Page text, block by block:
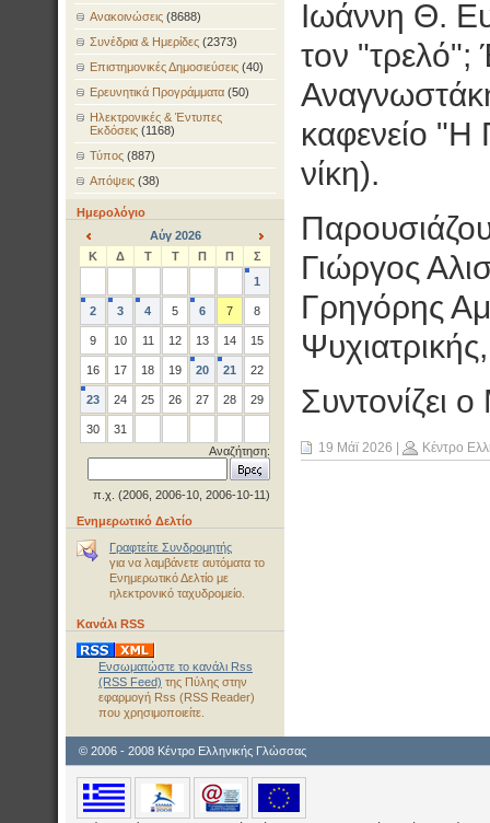
Ανακοινώσεις (8688)
Συνέδρια & Ημερίδες (2373)
Επιστημονικές Δημοσιεύσεις (40)
Ερευνητικά Προγράμματα (50)
Ηλεκτρονικές & Έντυπες
Εκδόσεις (1168)
Τύπος (887)
Απόψεις (38)
Ημερολόγιο
<
Αύγ 2026
>
Κ Δ Τ Τ Π Π
Σ
1
2 3 4 5 6 7 8
9 10 11 12 13 14 15
16 17 18 19 20 21 22
23 24 25 26 27 28 29
30
31
Αναζήτηση:
π.χ. (2006, 2006-10, 2006-10-11)
Ενημερωτικό Δελτίο
Γραφτείτε Συνδρομητής
για να λαμβάνετε αυτόματα το
Ενημερωτικό Δελτίο με
ηλεκτρονικό ταχυδρομείο.
Κανάλι RSS
Ενσωματώστε το κανάλι Rss
(RSS Feed) της Πύλης στην
εφαρμογή Rss (RSS Reader)
που χρησιμοποιείτε.
Ιωάννη Θ.
τον "τρελό";
καφενείο
νίκη).
Γιώργος
Γρηγόρης
Συντονίζει
19 Μάϊ 2026 Κέντρο
© 2006 - 2008 Κέντρο Ελληνικής Γλώσσας